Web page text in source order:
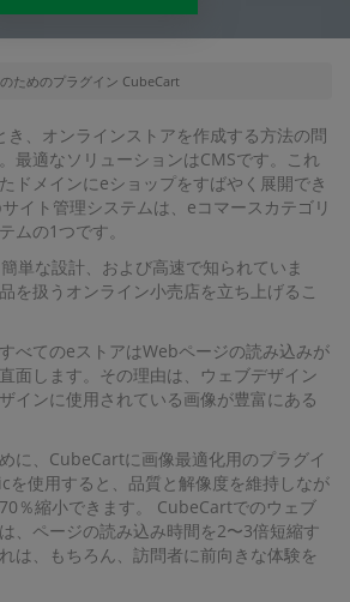
のためのプラグイン CubeCart
き、オンラインストアを作成する方法の問
最適なソリューションはCMSです。これ
ドメインにeショップをすばやく展開でき
イト管理システムは、eコマースカテゴリ
ムの1つです。
単な設計、および高速で知られていま
を扱うオンライン小売店を立ち上げるこ
べてのeストアはWebページの読み込みが
面します。その理由は、ウェブデザイン
インに使用されている画像が豊富にある
に、CubeCartに画像最適化用のプラグイ
を使用すると、品質と解像度を維持しなが
％縮小できます。 CubeCartでのウェブ
、ページの読み込み時間を2〜3倍短縮す
は、もちろん、訪問者に前向きな体験を